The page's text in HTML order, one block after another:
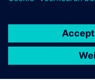
Planning van het
uitdagingen en kansen